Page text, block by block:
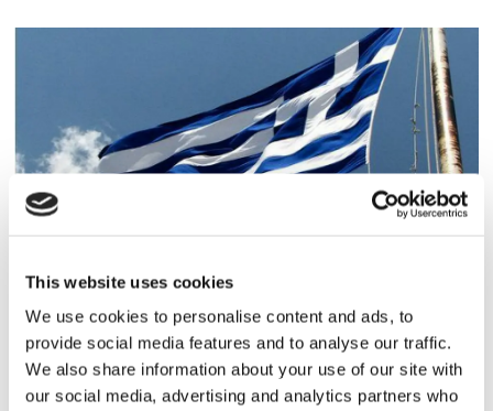
This website uses cookies
We use cookies to personalise content and ads, to
provide social media features and to analyse our traffic.
We also share information about your use of our site with
our social media, advertising and analytics partners who
HAMN/LOGISTIK
Sjöfart högt på EU-agendan
när grekerna tar över rodret